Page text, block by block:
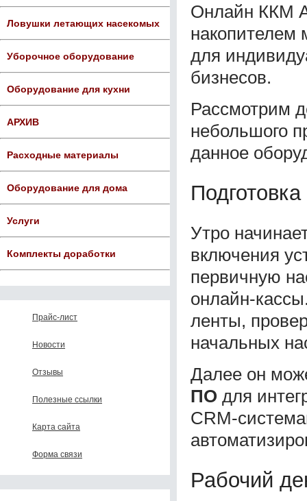
Ловушки летающих насекомых
Уборочное оборудование
Оборудование для кухни
АРХИВ
Расходные материалы
Оборудование для дома
Услуги
Комплекты доработки
Прайс-лист
Новости
Отзывы
Полезные ссылки
Карта сайта
Форма связи
Онлайн ККМ
накопителем
для
бизнесов.
Рассмотрим
небольшого
данное
Подготовка
Утро
включения
первичную
онлайн-
ленты,
начальных
Далее он
ПО для
CRM-
Рабочий